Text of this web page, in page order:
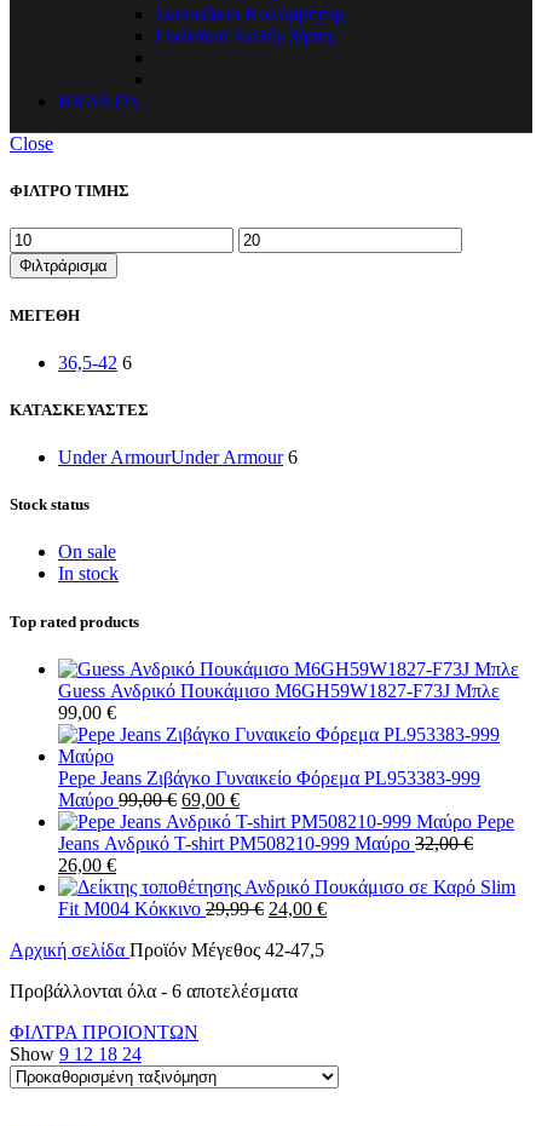
Σκουφάκια Κολύμβησης
Γυαλάκια Κολύμβησης
BRANDS
Close
ΦΙΛΤΡΟ ΤΙΜΗΣ
Ελάχιστη
τιμή
Μέγιστη
τιμή
Φιλτράρισμα
ΜΕΓΕΘΗ
36,5-42 6
ΚΑΤΑΣΚΕΥΑΣΤΕΣ
Under ArmourUnder Armour 6
Stock status
On sale
In stock
Top rated products
Guess Ανδρικό Πουκάμισο M6GH59W1827-F73J Μπλε
99,00 €
Pepe Jeans Ζιβάγκο Γυναικείο Φόρεμα PL953383-999
Μαύρο 99,00€ Original
price
was:
69,00 €Η
τρέχουσα
τιμή
69,00 €.
Pepe
Jeans Ανδρικό T-shirt PM508210-999 Μαύρο 32,00€
Original
price
was:
26,00 €Η
τρέχουσα
τιμή
26,00 €.
Ανδρικό Πουκάμισο σε Καρό Slim
Fit M004 Κόκκινο 29,99€ Original
was:
24,00 €Η
Αρχική σελίδα Προϊόν Μέγεθος 42-47,5
Προβάλλονται όλα - 6 αποτελέσματα
ΦΙΛΤΡΑ ΠΡΟΙΟΝΤΩΝ
Show 9 12 18 24